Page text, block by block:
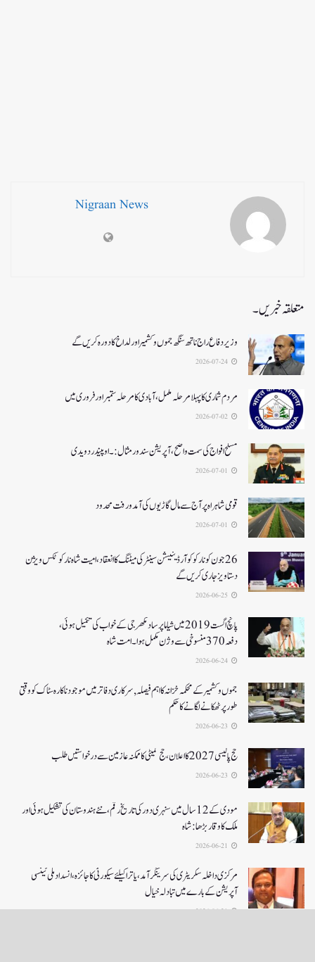
Nigraan News
متعلقہ خبریں۔
وزیر دفاع راج ناتھ سنگھ جموں و کشمیر اور لداخ کا دورہ کریں گے
مردم شماری کا پہلا مرحلہ مکمل،آبادی کا مرحلہ ستمبر اور فروری میں
مسلح افواج کی سمت واضح، آپریشن سندورمثال:۔ اوپیندر دویدی
قومی شاہراہ پر آج سے مال گاڑیوں کی آمدورفت محدود
26جون کونارکو کوآرڈینیشن سینٹر کی میٹنگ کا انعقاد، امیت شاہ نارکوٹکس ویژن
دستاویز جاری کریں گے
پانچ اگست 2019میں شیاما پر ساد مکھرجی کے خواب کی تکمیل ہوئی،
دفعہ 370منسوخی سے وژن مکمل ہوا۔ امت شاہ
جموں و کشمیر کے محکمہ خزانہ کا اہم فیصلہ , سرکاری دفاتر میں موجود ناکارہ سٹاک کو وقتی
طور پر ٹھکانے لگانے کا حکم
حج پالیسی 2027کا اعلان ،حج کمیٹی کا ممکنہ عازمین سے درخواستیں طلب
مودی کے 12 سال میں سنہری دور کی تاریخ رقم ، نئے ہندوستان کی تشکیل ہوئی اور
ملک کا وقار بڑھا: شاہ
مرکزی داخلہ سکریٹری کی سرینگر آمد ،یاترا کیلئے سیکورٹی کا جائزہ ،انسداد ملی ٹینسی
آپریشن کے بارے میں تبادلہ خیال
2026-06-21